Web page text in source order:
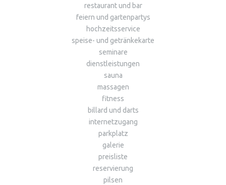
restaurant und bar
feiern und gartenpartys
hochzeitsservice
speise- und getränkekarte
seminare
dienstleistungen
sauna
massagen
fitness
billard und darts
internetzugang
parkplatz
galerie
preisliste
reservierung
pilsen